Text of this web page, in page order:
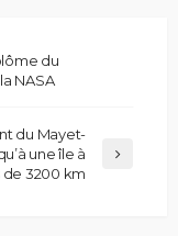
du
NASA
du Mayet-
une île à
de 3200 km